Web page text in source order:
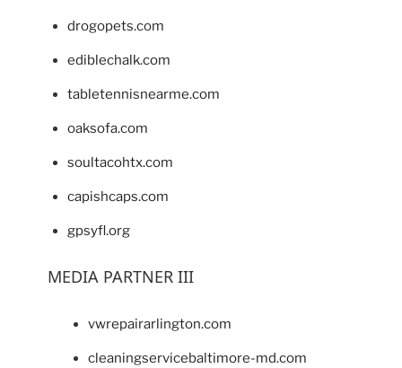
drogopets.com
ediblechalk.com
tabletennisnearme.com
oaksofa.com
soultacohtx.com
capishcaps.com
gpsyfl.org
MEDIA PARTNER III
vwrepairarlington.com
cleaningservicebaltimore-md.com